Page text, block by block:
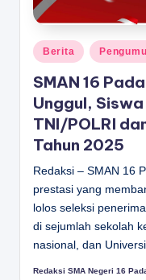
Posted
in
Berita
SMAN 16
Unggul,
TNI/POLRI
Tahun 2025
Redaksi – SMAN 16
prestasi yang
lolos seleksi
di sejumlah sekolah
nasional, dan
Posted
Redaksi SMA Negeri 16